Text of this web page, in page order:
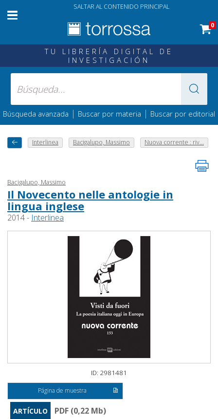
SALTAR AL CONTENIDO PRINCIPAL
0
TU LIBRERÍA DIGITAL DE
INVESTIGACIÓN
Búsqueda avanzada | Buscar por materia | Buscar por editorial
Interlinea Bacigalupo, Massimo Nuova corrente : riv...
Bacigalupo, Massimo
Il Novecento nelle antologie in
lingua inglese
2014 - Interlinea
ID: 2981481
Página de muestra
ARTÍCULO
PDF (0,22 Mb)